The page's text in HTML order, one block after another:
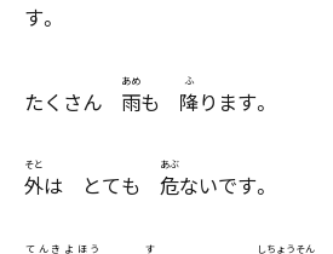
す。
たくさん 雨も 降ります。
外は とても 危ないです。